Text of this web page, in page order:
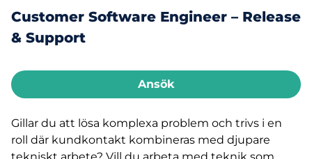
Customer Software Engineer – Release
& Support
Gillar du att lösa komplexa problem och trivs i en
roll där kundkontakt kombineras med djupare
Ansök